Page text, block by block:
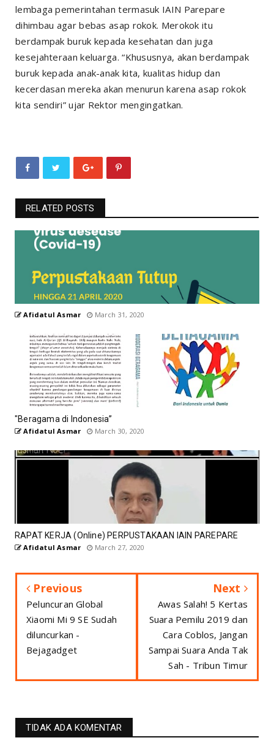
lembaga pemerintahan termasuk IAIN Parepare
dihimbau agar bebas asap rokok. Merokok itu
berdampak buruk kepada kesehatan dan juga
kesejahteraan keluarga. “Khususnya, akan berdampak
buruk kepada anak-anak kita, kualitas hidup dan
kecerdasan mereka akan menurun karena asap rokok
kita sendiri” ujar Rektor mengingatkan.
RELATED POSTS
Afidatul Asmar March 31, 2020
"Beragama di Indonesia”
Afidatul Asmar March 30, 2020
RAPAT KERJA (Online) PERPUSTAKAAN IAIN PAREPARE
Afidatul Asmar March 27, 2020
Previous
Peluncuran Global
Xiaomi Mi 9 SE Sudah
diluncurkan -
Bejagadget
Next
Awas Salah! 5 Kertas
Suara Pemilu 2019 dan
Cara Coblos, Jangan
Sampai Suara Anda Tak
Sah - Tribun Timur
TIDAK ADA KOMENTAR